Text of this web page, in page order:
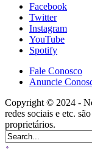
Facebook
Twitter
Instagram
YouTube
Spotify
Fale Conosco
Anuncie
Copyright © 2024 -
redes sociais e etc.
proprietários.